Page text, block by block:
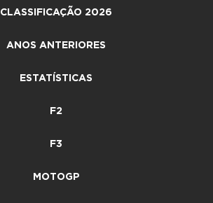
CLASSIFICAÇÃO 2026
ANOS ANTERIORES
ESTATÍSTICAS
F2
F3
MOTOGP